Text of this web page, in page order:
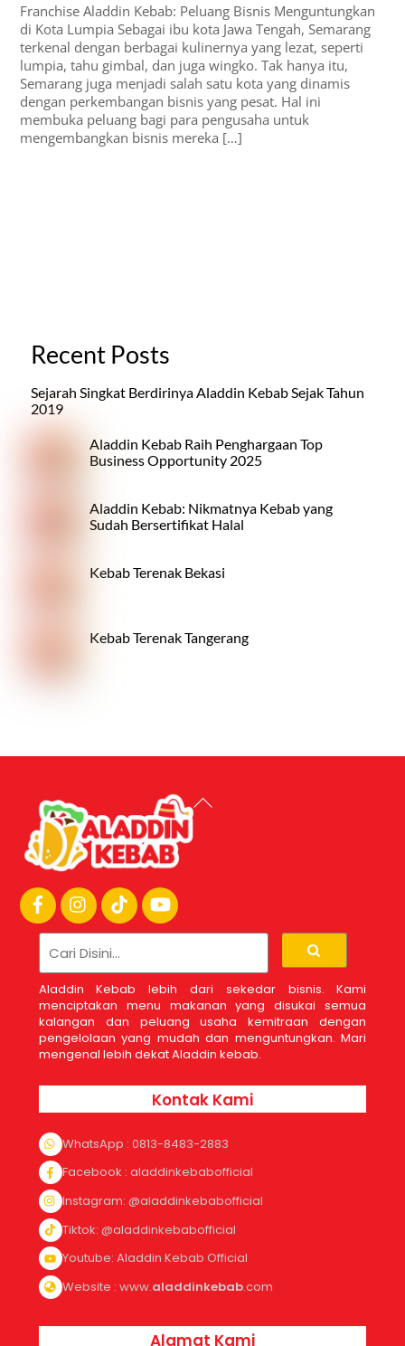
Franchise Aladdin Kebab: Peluang Bisnis Menguntungkan
di Kota Lumpia Sebagai ibu kota Jawa Tengah, Semarang
terkenal dengan berbagai kulinernya yang lezat, seperti
lumpia, tahu gimbal, dan juga wingko. Tak hanya itu,
Semarang juga menjadi salah satu kota yang dinamis
dengan perkembangan bisnis yang pesat. Hal ini
membuka peluang bagi para pengusaha untuk
mengembangkan bisnis mereka […]
Recent Posts
Sejarah Singkat Berdirinya Aladdin Kebab Sejak Tahun
2019
Aladdin Kebab Raih Penghargaan Top
Business Opportunity 2025
Aladdin Kebab: Nikmatnya Kebab yang
Sudah Bersertifikat Halal
Kebab Terenak Bekasi
Kebab Terenak Tangerang
Back
Aladdin Kebab lebih dari sekedar bisnis. Kami
menciptakan menu makanan yang disukai semua
kalangan dan peluang usaha kemitraan dengan
pengelolaan yang mudah dan menguntungkan. Mari
mengenal lebih dekat Aladdin kebab.
Kontak Kami
WhatsApp : 0813-8483-2883
Facebook : aladdinkebabofficial
Instagram: @aladdinkebabofficial
Tiktok: @aladdinkebabofficial
Youtube: Aladdin Kebab Official
Website : www.aladdinkebab.com
Alamat Kami